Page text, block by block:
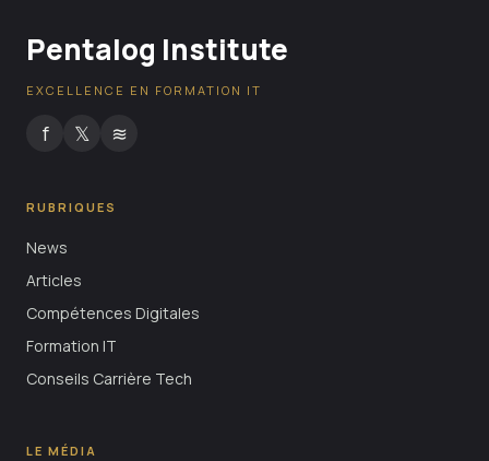
Pentalog Institute
EXCELLENCE EN FORMATION IT
f 𝕏 ≋
RUBRIQUES
News
Articles
Compétences Digitales
Formation IT
Conseils Carrière Tech
LE MÉDIA